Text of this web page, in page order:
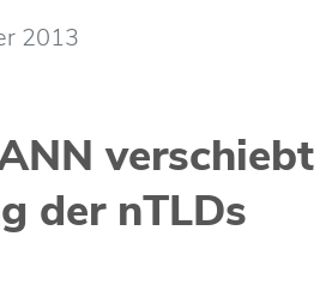
2013
verschiebt
der nTLDs